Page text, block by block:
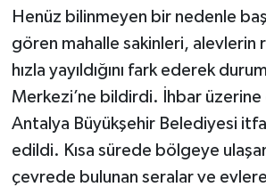
Henüz bilinmeyen bir nedenle
gören mahalle sakinleri, alevlerin
hızla yayıldığını fark ederek
Merkezi’ne bildirdi. İhbar üzerine
Antalya Büyükşehir Belediyesi
edildi. Kısa sürede bölgeye
çevrede bulunan seralar ve